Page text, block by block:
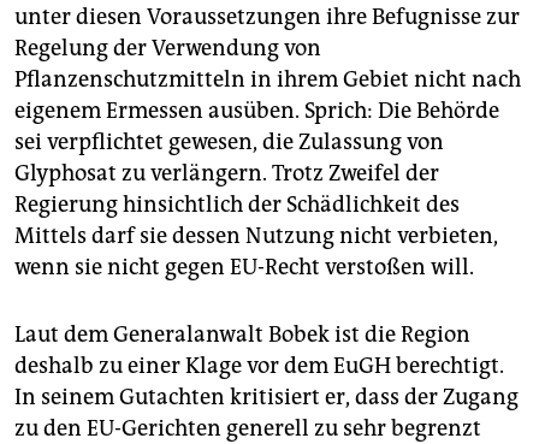
unter diesen Voraussetzungen ihre Befugnisse zur
Regelung der Verwendung von
Pflanzenschutzmitteln in ihrem Gebiet nicht nach
eigenem Ermessen ausüben. Sprich: Die Behörde
sei verpflichtet gewesen, die Zulassung von
Glyphosat zu verlängern. Trotz Zweifel der
Regierung hinsichtlich der Schädlichkeit des
Mittels darf sie dessen Nutzung nicht verbieten,
wenn sie nicht gegen EU-Recht verstoßen will.
Laut dem Generalanwalt Bobek ist die Region
deshalb zu einer Klage vor dem EuGH berechtigt.
In seinem Gutachten kritisiert er, dass der Zugang
zu den EU-Gerichten generell zu sehr begrenzt